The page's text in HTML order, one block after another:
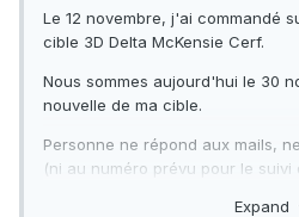
Le 12 novembre, j'ai commandé
cible 3D Delta McKensie Cerf.
Nous sommes aujourd'hui le 30
nouvelle de ma cible.
Personne ne répond aux mails,
(ni au numéro prévu pour le suivi
Expand